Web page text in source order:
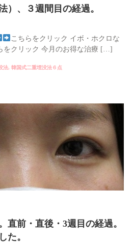
）、３週間目の経過。
こちらをクリック イボ・ホクロな
をクリック 今月のお得な治療 […]
法, 韓国式二重埋没法６点
直前・直後・3週目の経過。
た。